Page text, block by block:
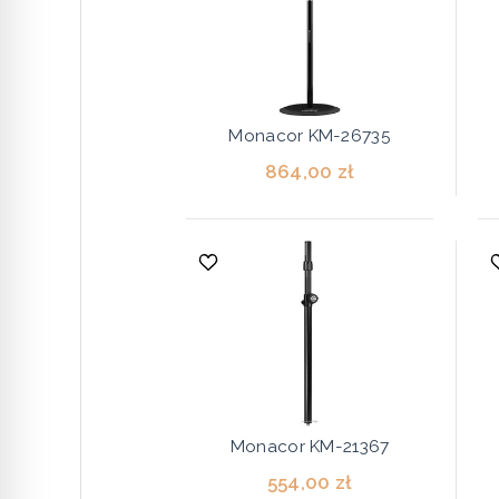
Monacor KM-26735
864,00 zł
Monacor KM-21367
554,00 zł